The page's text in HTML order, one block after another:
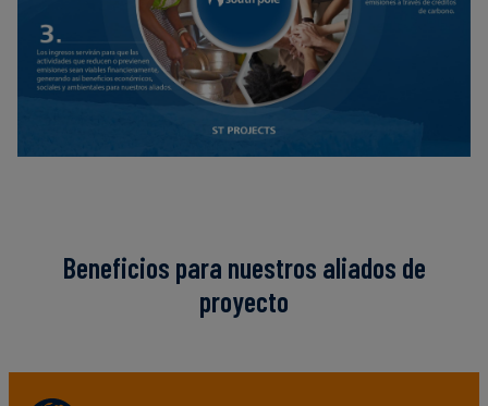
Beneficios para nuestros aliados de
proyecto